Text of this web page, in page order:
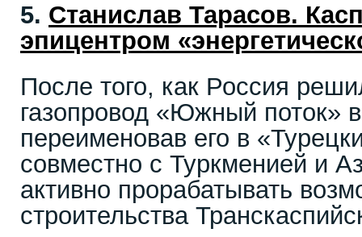
5. Станислав Тарасoв.
эпицентром
После того, как Россия
газопровод «Южный поток»
переименовав его в
совместно с Туркменией и
активно прорабатывать
строительства